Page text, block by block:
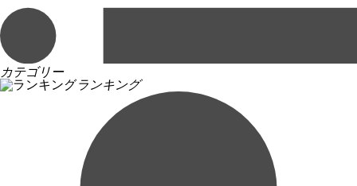
カテゴリー
ランキング